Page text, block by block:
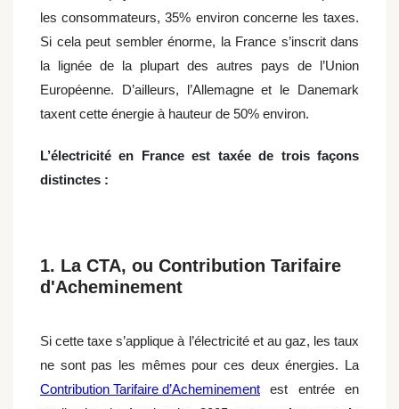
les consommateurs, 35% environ concerne les taxes.
Si cela peut sembler énorme, la France s’inscrit dans
la lignée de la plupart des autres pays de l’Union
Européenne. D’ailleurs, l’Allemagne et le Danemark
taxent cette énergie à hauteur de 50% environ.
L’électricité en France est taxée de trois façons
distinctes :
1. La CTA, ou Contribution Tarifaire
d'Acheminement
Si cette taxe s’applique à l’électricité et au gaz, les taux
ne sont pas les mêmes pour ces deux énergies. La
Contribution Tarifaire d’Acheminement est entrée en